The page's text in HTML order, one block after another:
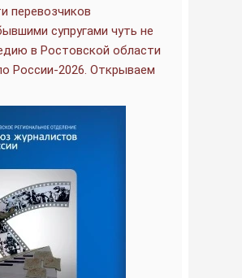
перевозчиков
супругами чуть не
в Ростовской области
России-2026. Открываем